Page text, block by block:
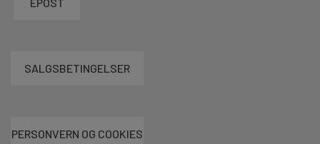
SALGSBETINGELSER
PERSONVERN OG COOKIES